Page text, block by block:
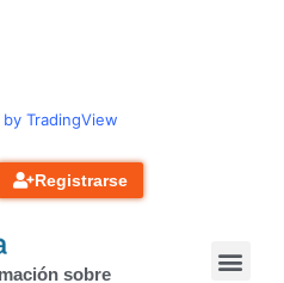
TradingView
Registrarse
sobre